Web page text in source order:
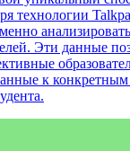
технологии
Эти данные
к конкретным